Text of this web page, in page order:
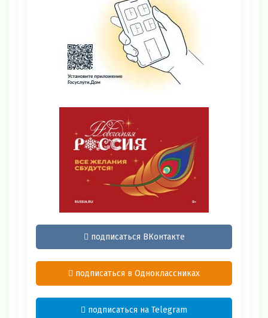
подписаться ВКонтакте
подписаться в Одноклассниках
подписаться на Telegram